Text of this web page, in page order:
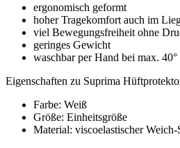
ergonomisch geformt
hoher Tragekomfort auch im
viel Bewegungsfreiheit ohne
geringes Gewicht
waschbar per Hand bei max. 40°
Eigenschaften zu Suprima
Farbe: Weiß
Größe: Einheitsgröße
Material: viscoelastischer Weich-